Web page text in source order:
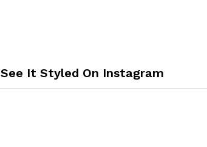
See It Styled On Instagram